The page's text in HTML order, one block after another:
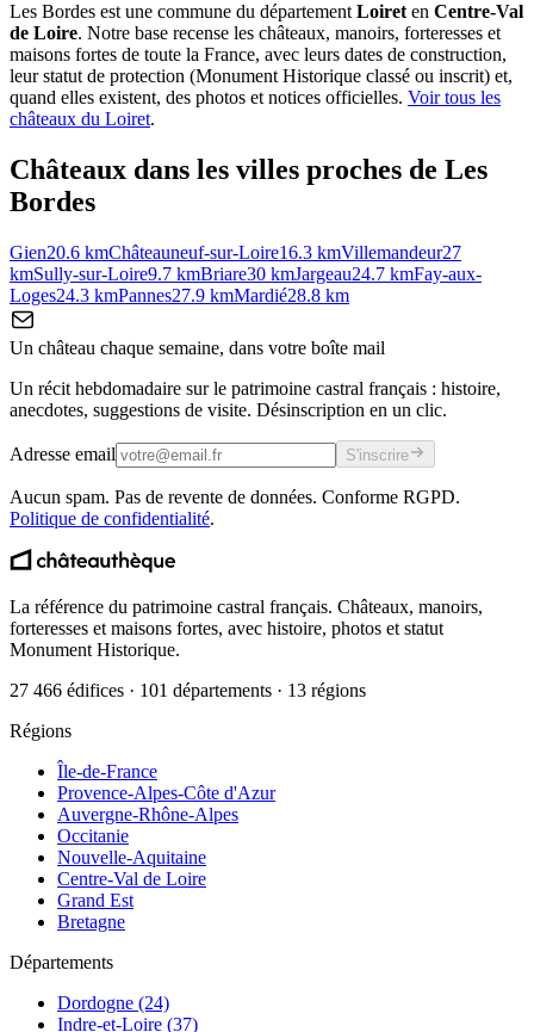
Les Bordes est une commune du départementLoireten Centre-Val
de Loire. Notre base recense les châteaux, manoirs, forteresses et
maisons fortes de toute la France, avec leurs dates de construction,
leur statut de protection (Monument Historique classé ou inscrit) et,
quand elles existent, des photos et notices officielles. Voir tous les
châteaux du Loiret.
Châteaux dans les villes proches de Les
Bordes
Gien20.6 kmChâteauneuf-sur-Loire16.3 kmVillemandeur27
kmSully-sur-Loire9.7 kmBriare30 kmJargeau24.7 kmFay-aux-
Loges24.3 kmPannes27.9 kmMardié28.8 km
Un château chaque semaine, dans votre boîte mail
Un récit hebdomadaire sur le patrimoine castral français : histoire,
anecdotes, suggestions de visite. Désinscription en un clic.
Adresse email S'inscrire
Aucun spam. Pas de revente de données. Conforme RGPD.
Politique de confidentialité.
La référence du patrimoine castral français. Châteaux, manoirs,
forteresses et maisons fortes, avec histoire, photos et statut
Monument Historique.
27 466 édifices · 101 départements · 13 régions
Régions
Île-de-France
Provence-Alpes-Côte d'Azur
Auvergne-Rhône-Alpes
Occitanie
Nouvelle-Aquitaine
Centre-Val de Loire
Grand Est
Bretagne
Départements
Dordogne (24)
Indre-et-Loire (37)